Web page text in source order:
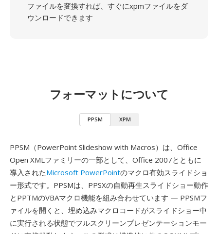
ファイルを変換すれば、すぐにxpmファイルをダ
ウンロードできます
フォーマットについて
PPSM XPM
PPSM（PowerPoint Slideshow with Macros）は、Office
Open XMLファミリーの一部として、Office 2007とともに
導入されたMicrosoft PowerPointのマクロ有効スライドショ
ー形式です。PPSMは、PPSXの自動再生スライドショー動作
とPPTMのVBAマクロ機能を組み合わせています — PPSMフ
ァイルを開くと、埋め込みマクロコードがスライドショー中
に実行される状態でフルスクリーンプレゼンテーションモー